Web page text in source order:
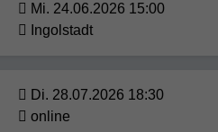
Mi. 24.06.2026 15:00
Ingolstadt
Di. 28.07.2026 18:30
online